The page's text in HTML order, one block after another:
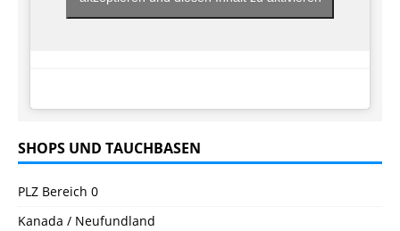
SHOPS UND TAUCHBASEN
PLZ Bereich 0
Kanada / Neufundland